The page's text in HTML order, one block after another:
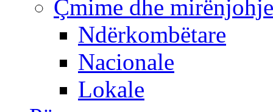
Çmime dhe mirënjohje
Ndërkombëtare
Nacionale
Lokale